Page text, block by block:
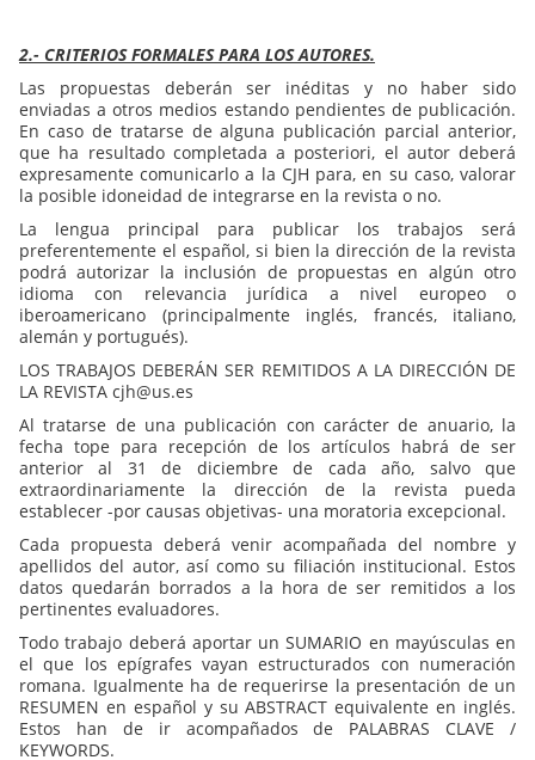
2.- CRITERIOS FORMALES PARA LOS AUTORES.
Las propuestas deberán ser inéditas y no haber sido
enviadas a otros medios estando pendientes de publicación.
En caso de tratarse de alguna publicación parcial anterior,
que ha resultado completada a posteriori, el autor deberá
expresamente comunicarlo a la CJH para, en su caso, valorar
la posible idoneidad de integrarse en la revista o no.
La lengua principal para publicar los trabajos será
preferentemente el español, si bien la dirección de la revista
podrá autorizar la inclusión de propuestas en algún otro
idioma con relevancia jurídica a nivel europeo o
iberoamericano (principalmente inglés, francés, italiano,
alemán y portugués).
LOS TRABAJOS DEBERÁN SER REMITIDOS A LA DIRECCIÓN DE
LA REVISTA cjh@us.es
Al tratarse de una publicación con carácter de anuario, la
fecha tope para recepción de los artículos habrá de ser
anterior al 31 de diciembre de cada año, salvo que
extraordinariamente la dirección de la revista pueda
establecer -por causas objetivas- una moratoria excepcional.
Cada propuesta deberá venir acompañada del nombre y
apellidos del autor, así como su filiación institucional. Estos
datos quedarán borrados a la hora de ser remitidos a los
pertinentes evaluadores.
Todo trabajo deberá aportar un SUMARIO en mayúsculas en
el que los epígrafes vayan estructurados con numeración
romana. Igualmente ha de requerirse la presentación de un
RESUMEN en español y su ABSTRACT equivalente en inglés.
Estos han de ir acompañados de PALABRAS CLAVE /
KEYWORDS.